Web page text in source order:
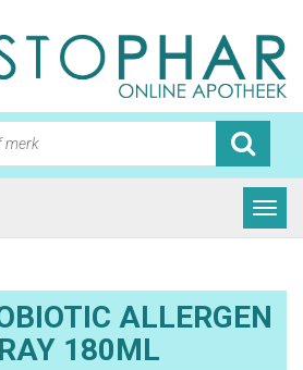
ALLERGEN
180ML